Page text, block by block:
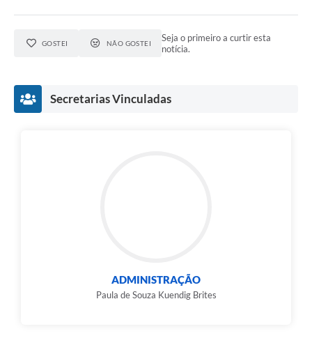
GOSTEI NÃO GOSTEI
Seja o primeiro a curtir esta
notícia.
Secretarias Vinculadas
ADMINISTRAÇÃO
Paula de Souza Kuendig Brites